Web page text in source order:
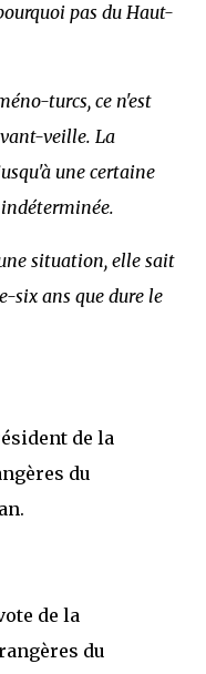
pas du Haut-
turcs, ce n'est
veille. La
une certaine
situation, elle sait
six ans que dure le
de la
du
de la
du